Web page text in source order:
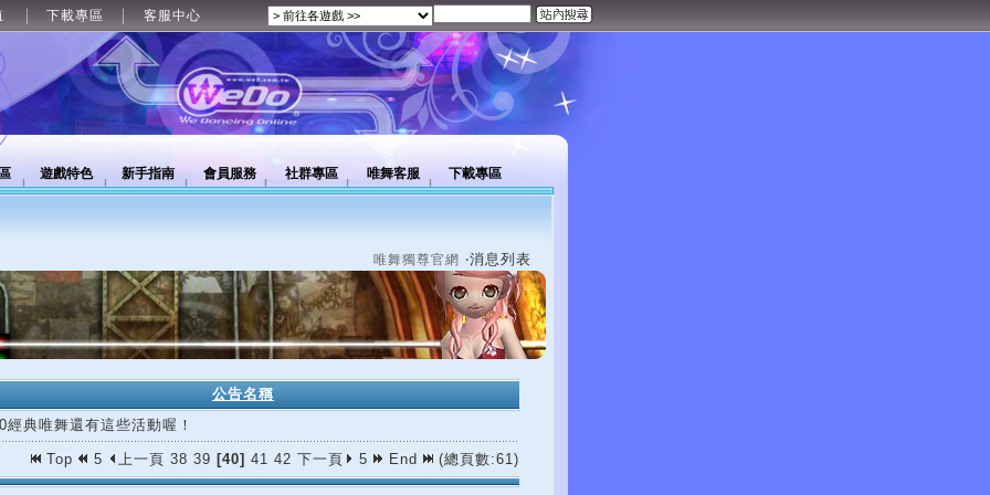
下載專區 客服中心
遊戲特色 新手指南 會員服務 社群專區 唯舞客服 下載專區
唯舞獨尊官網 ‧消息列表
公告名稱
經典唯舞還有這些活動喔！
Top 5 上一頁 38 39 [40] 41 42 下一頁 5 End (總頁數:61)